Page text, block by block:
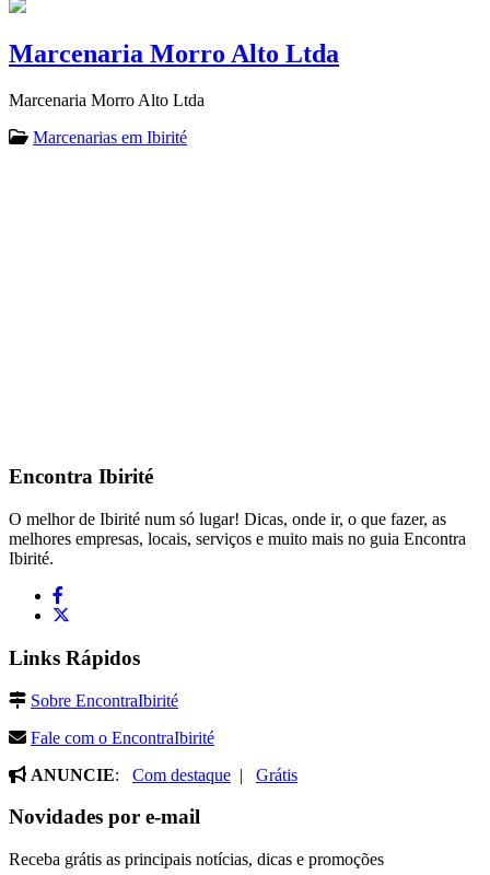
Marcenaria Morro Alto Ltda
Marcenaria Morro Alto Ltda
Marcenarias em Ibirité
Encontra Ibirité
O melhor de Ibirité num só lugar! Dicas, onde ir, o que fazer, as
melhores empresas, locais, serviços e muito mais no guia Encontra
Ibirité.
Links Rápidos
Sobre EncontraIbirité
Fale com o EncontraIbirité
ANUNCIE: Com destaque | Grátis
Novidades por e-mail
Receba grátis as principais notícias, dicas e promoções